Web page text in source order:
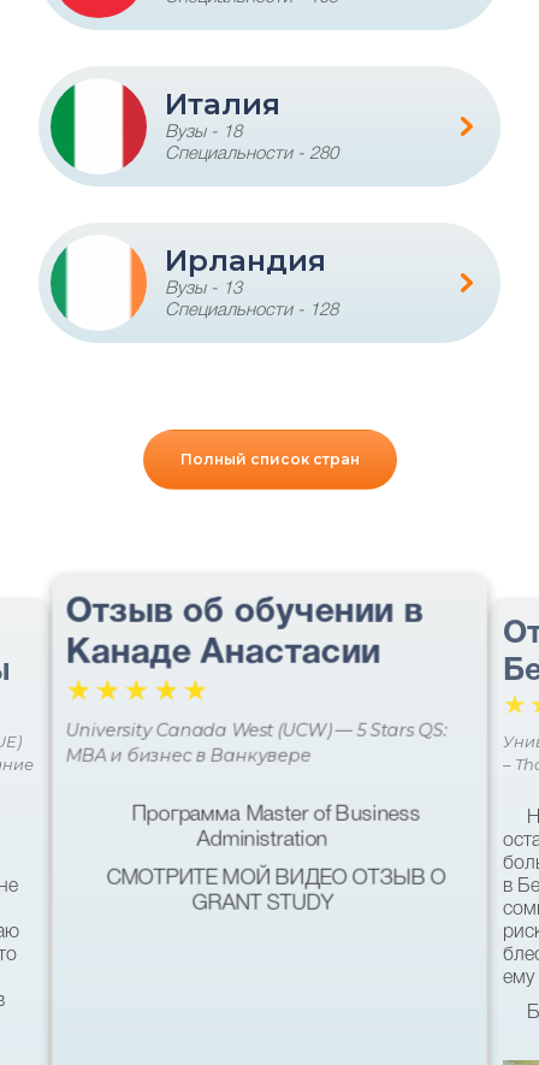
Италия
Вузы - 18
Специальности - 280
Ирландия
Вузы - 13
Специальности - 128
Полный список стран
Отзыв об обучении в
Канаде Анастасии
☆☆☆ ☆☆
University Canada West (UCW) — 5 Stars QS:
MBA и бизнес в Ванкувере
Программа Master of Business
Administration
СМОТРИТЕ МОЙ ВИДЕО ОТЗЫВ О
GRANT STUDY
☆
–
в
ему